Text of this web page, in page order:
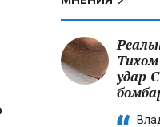
вновь
мощность
Тихом
удар